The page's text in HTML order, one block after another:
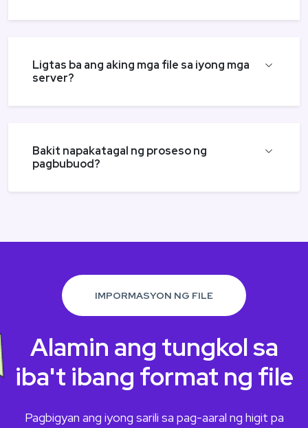
Ligtas ba ang aking mga file sa iyong mga
server?
Bakit napakatagal ng proseso ng
pagbubuod?
IMPORMASYON NG FILE
Alamin ang tungkol sa
iba't ibang format ng file
Pagbigyan ang iyong sarili sa pag-aaral ng higit pa